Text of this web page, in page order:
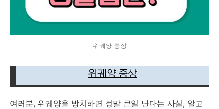
위궤양 증상
위궤양 증상
여러분, 위궤양을 방치하면 정말 큰일 난다는 사실, 알고